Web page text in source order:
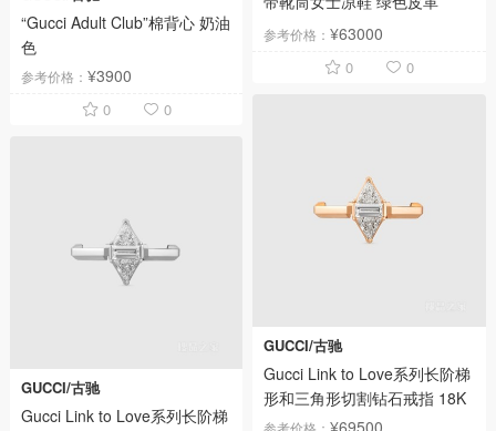
参考价格：¥63000
0 0
“Gucci Adult Club”棉背心 奶油
色
参考价格： ¥3900
0 0
GUCCI/古驰
Gucci Link to Love系列长阶梯
形和三角形切割钻石戒指 18K
玫瑰金
GUCCI/古驰
Gucci Link to Love系列长阶梯